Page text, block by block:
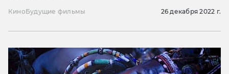
КиноБудущие фильмы 26 декабря 2022 г.